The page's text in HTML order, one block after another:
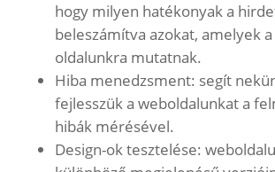
hogy milyen hatékonyak a
beleszámítva azokat, amelyek
oldalunkra mutatnak.
Hiba menedzsment: segít
fejlesszük a weboldalunkat a
hibák mérésével.
Design-ok tesztelése: